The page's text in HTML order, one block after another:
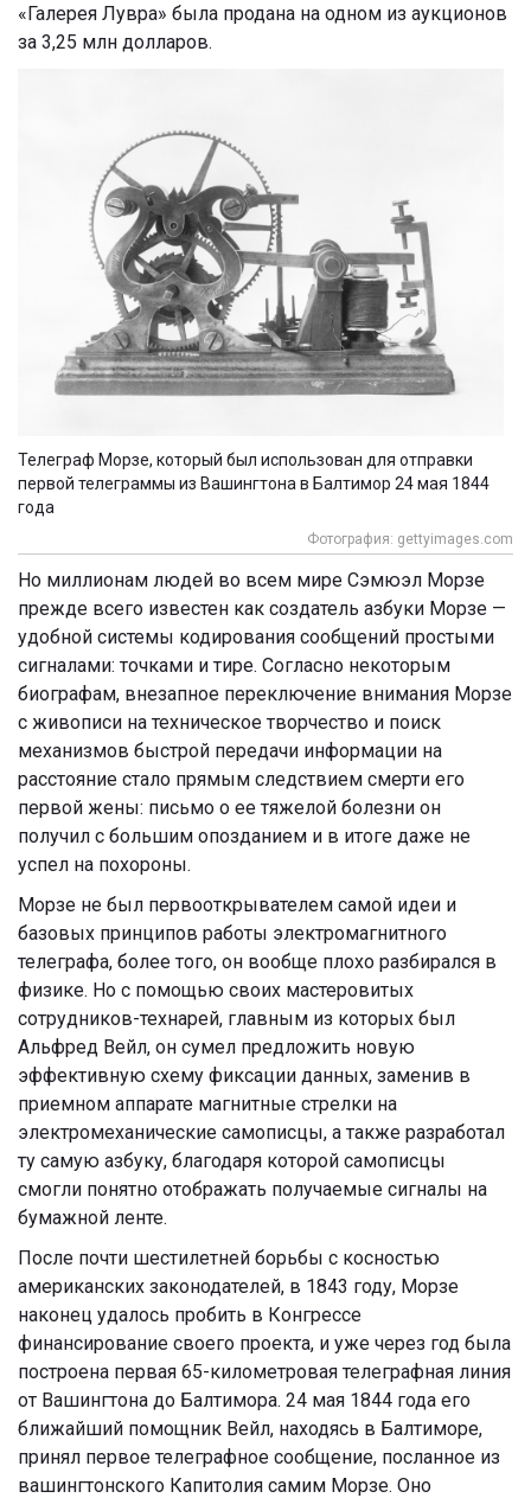
«Галерея Лувра» была продана на одном из аукционов
за 3,25 млн долларов.
Телеграф Морзе, который был использован для отправки
первой телеграммы из Вашингтона в Балтимор 24 мая 1844
года
Фотография: gettyimages.com
Но миллионам людей во всем мире Сэмюэл Морзе
прежде всего известен как создатель азбуки Морзе —
удобной системы кодирования сообщений простыми
сигналами: точками и тире. Согласно некоторым
биографам, внезапное переключение внимания Морзе
с живописи на техническое творчество и поиск
механизмов быстрой передачи информации на
расстояние стало прямым следствием смерти его
первой жены: письмо о ее тяжелой болезни он
получил с большим опозданием и в итоге даже не
успел на похороны.
Морзе не был первооткрывателем самой идеи и
базовых принципов работы электромагнитного
телеграфа, более того, он вообще плохо разбирался в
физике. Но с помощью своих мастеровитых
сотрудников-технарей, главным из которых был
Альфред Вейл, он сумел предложить новую
эффективную схему фиксации данных, заменив в
приемном аппарате магнитные стрелки на
электромеханические самописцы, а также разработал
ту самую азбуку, благодаря которой самописцы
смогли понятно отображать получаемые сигналы на
бумажной ленте.
После почти шестилетней борьбы с косностью
американских законодателей, в 1843 году, Морзе
наконец удалось пробить в Конгрессе
финансирование своего проекта, и уже через год была
построена первая 65-километровая телеграфная линия
от Вашингтона до Балтимора. 24 мая 1844 года его
ближайший помощник Вейл, находясь в Балтиморе,
принял первое телеграфное сообщение, посланное из
вашингтонского Капитолия самим Морзе. Оно